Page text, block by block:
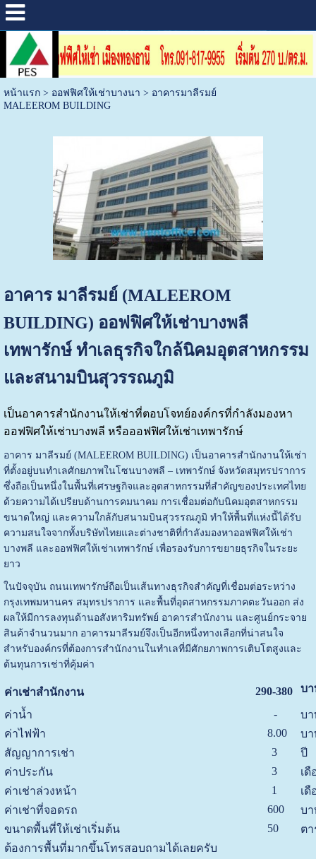
หน้าแรก> ออฟฟิศให้เช่าบางนา > อาคารมาลีรมย์
MALEEROM BUILDING
อาคาร มาลีรมย์ (MALEEROM
BUILDING) ออฟฟิศให้เช่าบางพลี
เทพารักษ์ ทำเลธุรกิจใกล้นิคมอุตสาหกรรม
และสนามบินสุวรรณภูมิ
เป็นอาคารสำนักงานให้เช่าที่ตอบโจทย์องค์กรที่กำลังมองหา
ออฟฟิศให้เช่าบางพลี หรือออฟฟิศให้เช่าเทพารักษ์
อาคาร มาลีรมย์ (MALEEROM BUILDING) เป็นอาคารสำนักงานให้เช่า
ที่ตั้งอยู่บนทำเลศักยภาพในโซนบางพลี – เทพารักษ์ จังหวัดสมุทรปราการ
ซึ่งถือเป็นหนึ่งในพื้นที่เศรษฐกิจและอุตสาหกรรมที่สำคัญของประเทศไทย
ด้วยความได้เปรียบด้านการคมนาคม การเชื่อมต่อกับนิคมอุตสาหกรรม
ขนาดใหญ่ และความใกล้กับสนามบินสุวรรณภูมิ ทำให้พื้นที่แห่งนี้ได้รับ
ความสนใจจากทั้งบริษัทไทยและต่างชาติที่กำลังมองหาออฟฟิศให้เช่า
บางพลี และออฟฟิศให้เช่าเทพารักษ์ เพื่อรองรับการขยายธุรกิจในระยะ
ยาว
ในปัจจุบัน ถนนเทพารักษ์ถือเป็นเส้นทางธุรกิจสำคัญที่เชื่อมต่อระหว่าง
กรุงเทพมหานคร สมุทรปราการ และพื้นที่อุตสาหกรรมภาคตะวันออก ส่ง
ผลให้มีการลงทุนด้านอสังหาริมทรัพย์ อาคารสำนักงาน และศูนย์กระจาย
สินค้าจำนวนมาก อาคารมาลีรมย์จึงเป็นอีกหนึ่งทางเลือกที่น่าสนใจ
สำหรับองค์กรที่ต้องการสำนักงานในทำเลที่มีศักยภาพการเติบโตสูงและ
ต้นทุนการเช่าที่คุ้มค่า
ค่าเช่าสำนักงาน 290-380 บา
ค่าน้ำ -
บ
ค่าไฟฟ้า
8.00
บ
สัญญาการเช่า
3
ปี
ค่าประกัน
3
เดื
ค่าเช่าล่วงหน้า
1
เดื
ค่าเช่าที่จอดรถ
600
บา
ขนาดพื้นที่ให้เช่าเริ่มต้น
50
ต
ต้องการพื้นที่มากขึ้นโทรสอบถามได้เลยครับ